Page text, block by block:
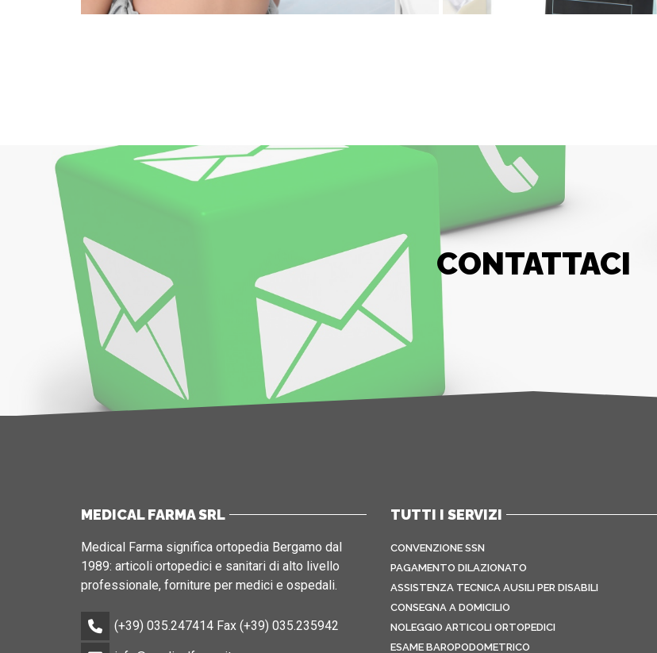
CONTATTACI
MEDICAL FARMA SRL
Medical Farma significa ortopedia Bergamo dal
1989: articoli ortopedici e sanitari di alto livello
professionale, forniture per medici e ospedali.
(+39) 035.247414 Fax (+39) 035.235942
TUTTI I SERVIZI
CONVENZIONE SSN
PAGAMENTO DILAZIONATO
ASSISTENZA TECNICA AUSILI PER DISABILI
CONSEGNA A DOMICILIO
NOLEGGIO ARTICOLI ORTOPEDICI
ESAME BAROPODOMETRICO